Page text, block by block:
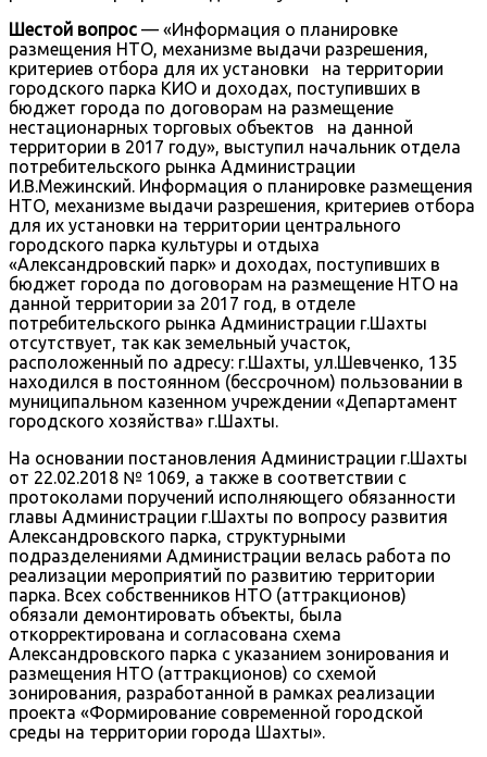
Шестой вопрос — «Информация о планировке
размещения НТО, механизме выдачи разрешения,
критериев отбора для их установки на территории
городского парка КИО и доходах, поступивших в
бюджет города по договорам на размещение
нестационарных торговых объектов на данной
территории в 2017 году», выступил начальник отдела
потребительского рынка Администрации
И.В.Межинский. Информация о планировке размещения
НТО, механизме выдачи разрешения, критериев отбора
для их установки на территории центрального
городского парка культуры и отдыха
«Александровский парк» и доходах, поступивших в
бюджет города по договорам на размещение НТО на
данной территории за 2017 год, в отделе
потребительского рынка Администрации г.Шахты
отсутствует, так как земельный участок,
расположенный по адресу: г.Шахты, ул.Шевченко, 135
находился в постоянном (бессрочном) пользовании в
муниципальном казенном учреждении «Департамент
городского хозяйства» г.Шахты.
На основании постановления Администрации г.Шахты
от 22.02.2018 № 1069, а также в соответствии с
протоколами поручений исполняющего обязанности
главы Администрации г.Шахты по вопросу развития
Александровского парка, структурными
подразделениями Администрации велась работа по
реализации мероприятий по развитию территории
парка. Всех собственников НТО (аттракционов)
обязали демонтировать объекты, была
откорректирована и согласована схема
Александровского парка с указанием зонирования и
размещения НТО (аттракционов) со схемой
зонирования, разработанной в рамках реализации
проекта «Формирование современной городской
среды на территории города Шахты».